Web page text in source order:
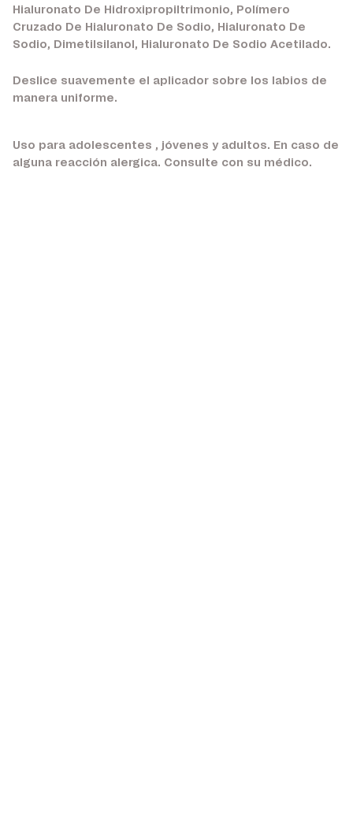
Hialuronato De Hidroxipropiltrimonio, Polímero
Cruzado De Hialuronato De Sodio, Hialuronato De
Sodio, Dimetilsilanol, Hialuronato De Sodio Acetilado.
Deslice suavemente el aplicador sobre los labios de
manera uniforme.
Uso para adolescentes , jóvenes y adultos. En caso de
alguna reacción alergica. Consulte con su médico.